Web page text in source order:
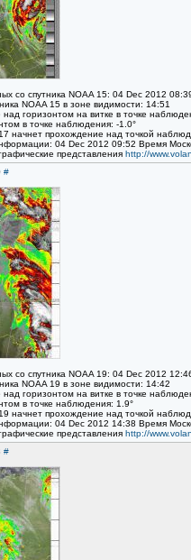
со спутника NOAA 15: 04 Dec 2012
NOAA 15 в зоне видимости: 14:51
горизонтом на витке в точке
в точке наблюдения: -1.0°
начнет прохождение над точкой
04 Dec 2012 09:52 Время
представления http://
#
со спутника NOAA 19: 04 Dec 2012
NOAA 19 в зоне видимости: 14:42
горизонтом на витке в точке
в точке наблюдения: 1.9°
начнет прохождение над точкой
04 Dec 2012 14:38 Время
представления http://
#